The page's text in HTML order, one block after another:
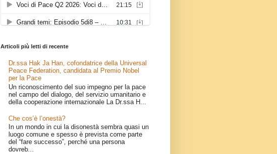
Articoli più letti di recente
Dr.ssa Hak Ja Han, cofondatrice della Universal
Peace Federation, candidata al Premio Nobel
per la Pace
Un riconoscimento del suo impegno per la pace
nel campo del dialogo, del servizio umanitario e
della cooperazione internazionale La Dr.ssa H...
Che cos’è l’onestà?
In un mondo in cui la disonestà sembra quasi un
luogo comune e spesso è prevista come parte
del “fare successo”, perché una persona
dovreb...